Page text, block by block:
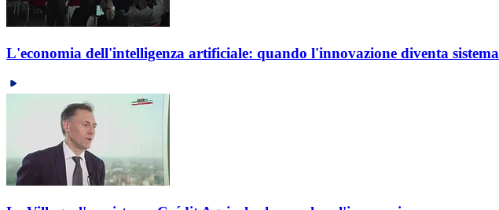
L'economia dell'intelligenza artificiale: quando l'innovazione diventa sistema